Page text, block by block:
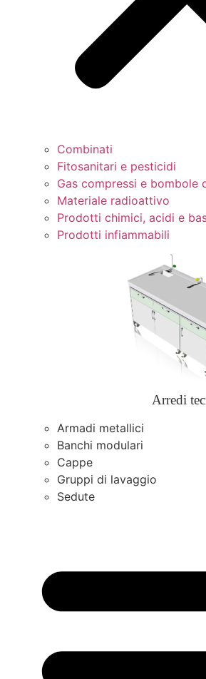
Combinati
Fitosanitari e pesticidi
Gas compressi e bombole
Materiale radioattivo
Prodotti chimici, acidi e
Prodotti infiammabili
Arredi
Armadi metallici
Banchi modulari
Cappe
Gruppi di lavaggio
Sedute